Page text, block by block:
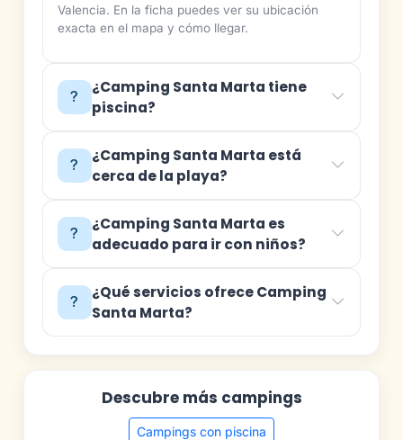
Valencia. En la ficha puedes ver su ubicación
exacta en el mapa y cómo llegar.
¿Camping Santa Marta tiene
piscina?
¿Camping Santa Marta está
cerca de la playa?
¿Camping Santa Marta es
adecuado para ir con niños?
¿Qué servicios ofrece Camping
Santa Marta?
Descubre más campings
Campings con piscina